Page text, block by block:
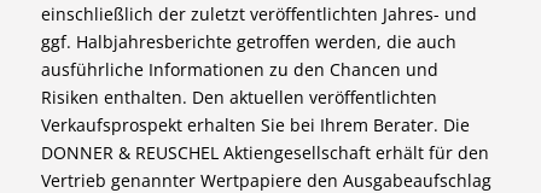
einschließlich der zuletzt veröffentlichten Jahres- und
ggf. Halbjahresberichte getroffen werden, die auch
ausführliche Informationen zu den Chancen und
Risiken enthalten. Den aktuellen veröffentlichten
Verkaufsprospekt erhalten Sie bei Ihrem Berater. Die
DONNER & REUSCHEL Aktiengesellschaft erhält für den
Vertrieb genannter Wertpapiere den Ausgabeaufschlag